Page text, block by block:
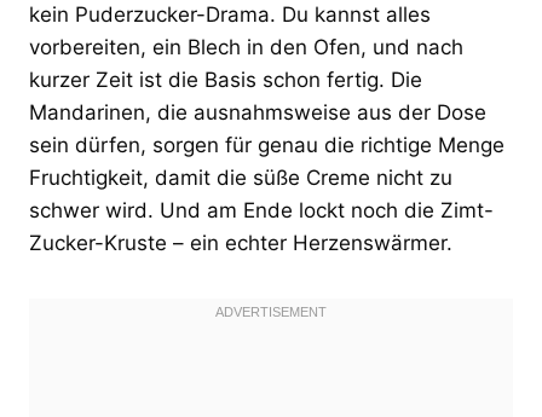
kein Puderzucker-Drama. Du kannst alles
vorbereiten, ein Blech in den Ofen, und nach
kurzer Zeit ist die Basis schon fertig. Die
Mandarinen, die ausnahmsweise aus der Dose
sein dürfen, sorgen für genau die richtige Menge
Fruchtigkeit, damit die süße Creme nicht zu
schwer wird. Und am Ende lockt noch die Zimt-
Zucker-Kruste – ein echter Herzenswärmer.